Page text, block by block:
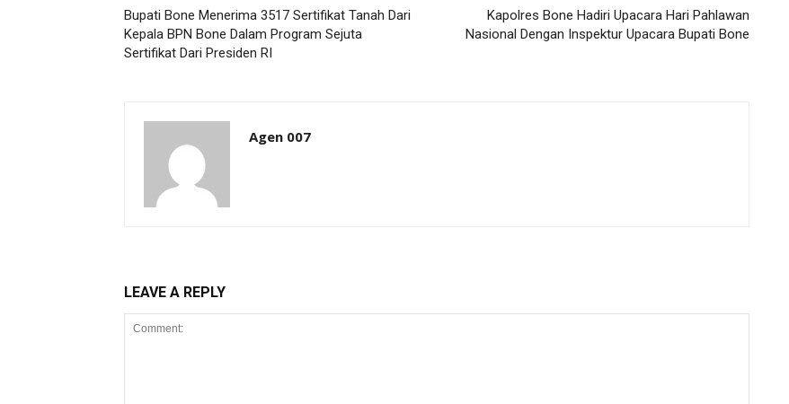
Bupati Bone Menerima 3517 Sertifikat Tanah Dari
Kepala BPN Bone Dalam Program Sejuta
Sertifikat Dari Presiden RI
Kapolres Bone Hadiri Upacara Hari Pahlawan
Nasional Dengan Inspektur Upacara Bupati Bone
Agen 007
LEAVE A REPLY